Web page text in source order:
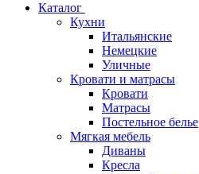
Каталог
Кухни
Итальянские
Немецкие
Уличные
Кровати и матрасы
Кровати
Матрасы
Постельное белье
Мягкая мебель
Диваны
Кресла